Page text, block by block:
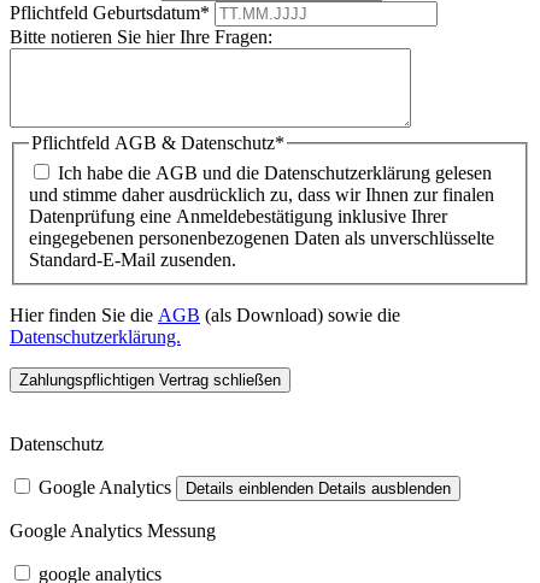
Pflichtfeld Geburtsdatum*
Bitte notieren Sie hier Ihre Fragen:
Pflichtfeld AGB & Datenschutz*
Ich habe die AGB und die Datenschutzerklärung gelesen
und stimme daher ausdrücklich zu, dass wir Ihnen zur finalen
Datenprüfung eine Anmeldebestätigung inklusive Ihrer
eingegebenen personenbezogenen Daten als unverschlüsselte
Standard-E-Mail zusenden.
Hier finden Sie die AGB (als Download) sowie die
Datenschutzerklärung.
Zahlungspflichtigen Vertrag schließen
Datenschutz
Google Analytics Details einblenden Details ausblenden
Google Analytics Messung
google analytics